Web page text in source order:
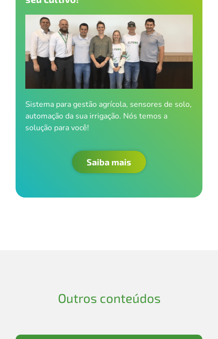
Sistema para gestão agrícola, sensores de solo,
automação da sua irrigação. Nós temos a
solução para você!
Saiba mais
Outros conteúdos